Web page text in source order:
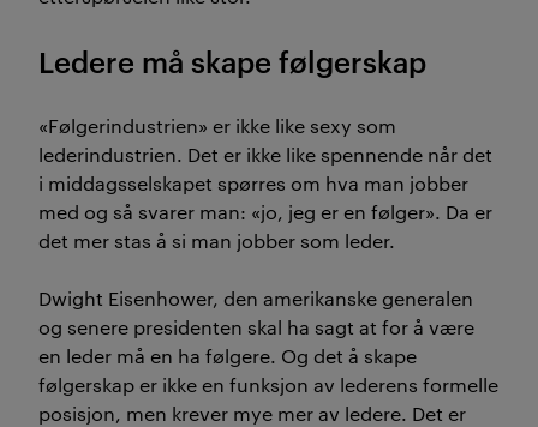
Ledere må skape følgerskap
«Følgerindustrien» er ikke like sexy som
lederindustrien. Det er ikke like spennende når det
i middagsselskapet spørres om hva man jobber
med og så svarer man: «jo, jeg er en følger». Da er
det mer stas å si man jobber som leder.
Dwight Eisenhower, den amerikanske generalen
og senere presidenten skal ha sagt at for å være
en leder må en ha følgere. Og det å skape
følgerskap er ikke en funksjon av lederens formelle
posisjon, men krever mye mer av ledere. Det er